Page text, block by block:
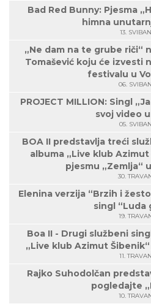
Bad Red Bunny: Pjesma
himna
13.
„Ne dam na te grube riči“
Tomašević koju će izvesti
festivalu u
06.
PROJECT MILLION: Singl
svoj video
05.
BOA II predstavlja treći
albuma „Live klub
pjesmu „Zemlja“
30.
Elenina verzija “Brzih i
singl “Luda
19.
Boa II - Drugi službeni
„Live klub Azimut
11.
Rajko Suhodolčan
pogledajte
10.